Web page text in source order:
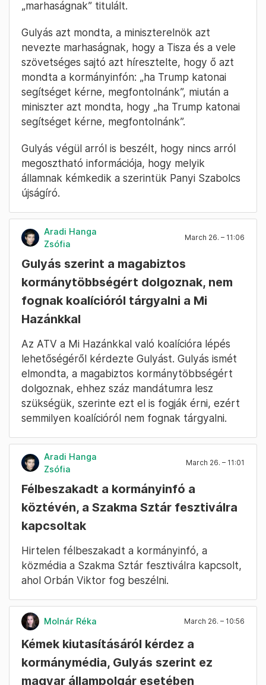
„marhaságnak” titulált.
Gulyás azt mondta, a miniszterelnök azt
nevezte marhaságnak, hogy a Tisza és a vele
szövetséges sajtó azt híresztelte, hogy ő azt
mondta a kormányinfón: „ha Trump katonai
segítséget kérne, megfontolnánk”, miután a
miniszter azt mondta, hogy „ha Trump katonai
segítséget kérne, megfontolnánk”.
Gulyás végül arról is beszélt, hogy nincs arról
megosztható információja, hogy melyik
államnak kémkedik a szerintük Panyi Szabolcs
újságíró.
Aradi Hanga
Zsófia
March 26. – 11:06
Gulyás szerint a magabiztos
kormánytöbbségért dolgoznak, nem
fognak koalícióról tárgyalni a Mi
Hazánkkal
Az ATV a Mi Hazánkkal való koalícióra lépés
lehetőségéről kérdezte Gulyást. Gulyás ismét
elmondta, a magabiztos kormánytöbbségért
dolgoznak, ehhez száz mandátumra lesz
szükségük, szerinte ezt el is fogják érni, ezért
semmilyen koalícióról nem fognak tárgyalni.
Aradi Hanga
Zsófia
March 26. – 11:01
Félbeszakadt a kormányinfó a
köztévén, a Szakma Sztár fesztiválra
kapcsoltak
Hirtelen félbeszakadt a kormányinfó, a
közmédia a Szakma Sztár fesztiválra kapcsolt,
ahol Orbán Viktor fog beszélni.
Molnár Réka March 26. – 10:56
Kémek kiutasításáról kérdez a
kormánymédia, Gulyás szerint ez
magyar állampolgár esetében